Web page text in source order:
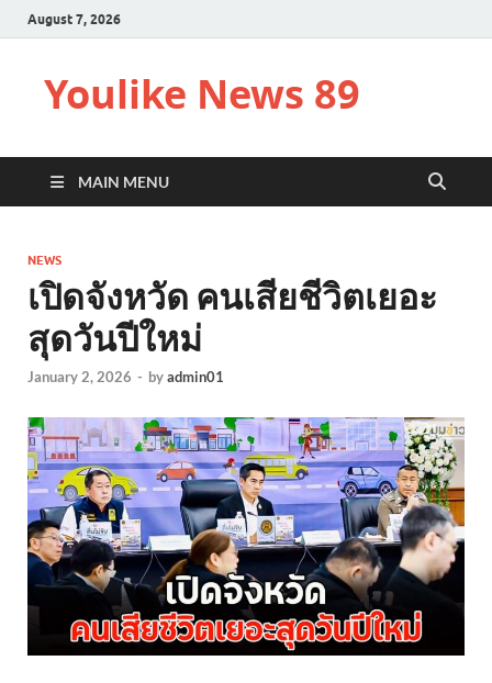
August 7, 2026
Youlike News 89
MAIN MENU
NEWS
เปิดจังหวัด คนเสียชีวิตเยอะ
สุดวันปีใหม่
January 2, 2026 - byadmin01